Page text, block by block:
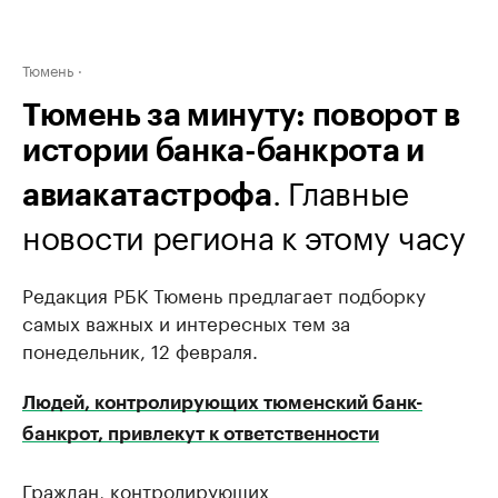
Тюмень
Тюмень за минуту: поворот в
истории банка-банкрота и
авиакатастрофа. Главные
новости региона к этому часу
Редакция РБК Тюмень предлагает подборку
самых важных и интересных тем за
понедельник, 12 февраля.
Людей, контролирующих тюменский банк-
банкрот, привлекут к ответственности
Граждан, контролирующих